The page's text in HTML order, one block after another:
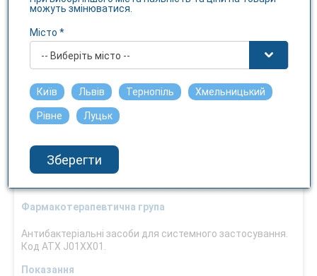
Внутрішньовенно
Взаємодія з їжею
Не має значення
Умови відпуску
За рецептом
Температура зберігання
Чутливість до світла
Ні
Фармакотерапевтична група
Антибактеріальні засоби для системного застосування.
Код ATХ J01XX01.
Показання
можуть змінюватися.
Місто *
-- Виберіть місто --
Київ Львів Тернопіль Хмельницький
Рівне Луцьк
Зберегти